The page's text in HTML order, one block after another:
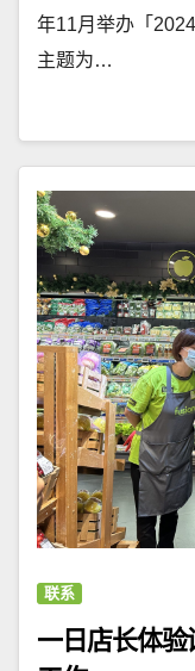
年11月举办「
主题为…
联系
一日店长体